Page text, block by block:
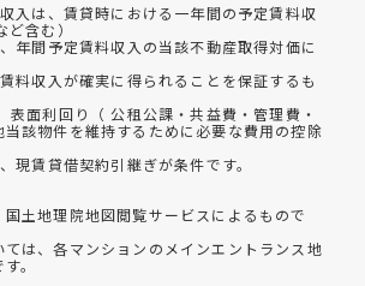
入は、賃貸時における一年間の予定賃料収
含む）
年間予定賃料収入の当該不動産取得対価に
料収入が確実に得られることを保証するも
表面利回り（ 公租公課・共益費・管理費・
該物件を維持するために必要な費用の控除
現賃貸借契約引継ぎが条件です。
国土地理院地図閲覧サービスによるもので
ては、各マンションのメインエントランス地
。